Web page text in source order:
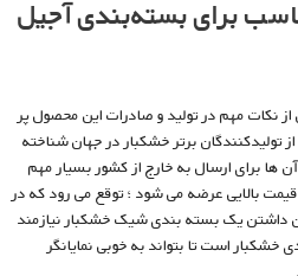
برای بسته‌بندیآجیل
نکات مهم در تولید و صادرات این محصول پر
تولیدکنندگان برتر خشکبار در جهان شناخته
برای ارسال به خارج از کشور بسیار مهم
بالایی عرضه می شود ؛ توقع می رود که در
داشتن یک بسته بندی شیک خشکبار نیازمند
است تا بتواند به خوبی نمایانگر